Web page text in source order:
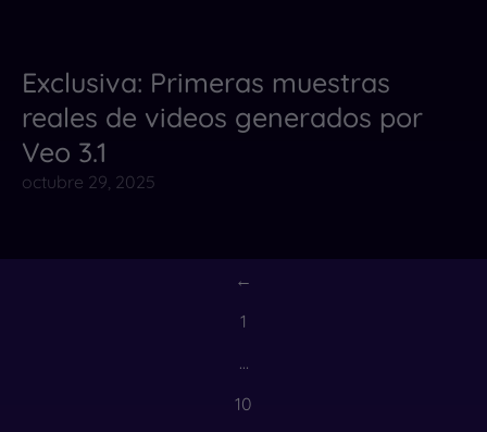
Noticias
Exclusiva: Primeras muestras
reales de videos generados por
Veo 3.1
octubre 29, 2025
←
1
…
10